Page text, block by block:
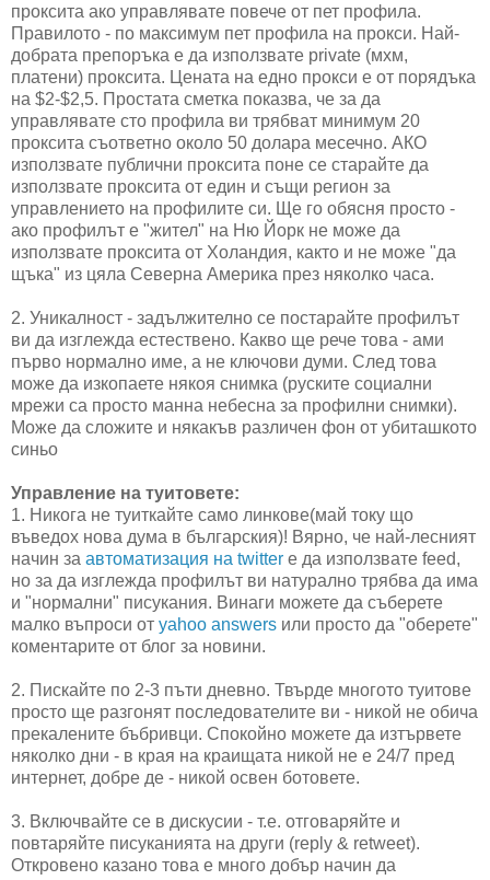
проксита ако управлявате повече от пет профила.
Правилото - по максимум пет профила на прокси. Най-
добрата препоръка е да използвате private (мхм,
платени) проксита. Цената на едно прокси е от порядъка
на $2-$2,5. Простата сметка показва, че за да
управлявате сто профила ви трябват минимум 20
проксита съответно около 50 долара месечно. АКО
използвате публични проксита поне се старайте да
използвате проксита от един и същи регион за
управлението на профилите си. Ще го обясня просто -
ако профилът е "жител" на Ню Йорк не може да
използвате проксита от Холандия, както и не може "да
щъка" из цяла Северна Америка през няколко часа.
2. Уникалност - задължително се постарайте профилът
ви да изглежда естествено. Какво ще рече това - ами
първо нормално име, а не ключови думи. След това
може да изкопаете някоя снимка (руските социални
мрежи са просто манна небесна за профилни снимки).
Може да сложите и някакъв различен фон от убиташкото
синьо
Управление на туитовете:
1. Никога не туиткайте само линкове(май току що
въведох нова дума в българския)! Вярно, че най-лесният
начин за автоматизация на twitter е да използвате feed,
но за да изглежда профилът ви натурално трябва да има
и "нормални" писукания. Винаги можете да съберете
малко въпроси от yahoo answers или просто да "оберете"
коментарите от блог за новини.
2. Пискайте по 2-3 пъти дневно. Твърде многото туитове
просто ще разгонят последователите ви - никой не обича
прекалените бъбривци. Спокойно можете да изтървете
няколко дни - в края на краищата никой не е 24/7 пред
интернет, добре де - никой освен ботовете.
3. Включвайте се в дискусии - т.е. отговаряйте и
повтаряйте писуканията на други (reply & retweet).
Откровено казано това е много добър начин да